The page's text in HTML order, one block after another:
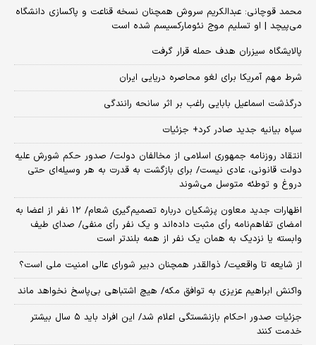
محمد قوچانی: عبدالکریم سروش همچنان نسخه قناعت و پاکسازی دانشگاه
می‌پیچد | او تسلیم موج نئومارکسیسم شده است
پالایشگاه سیزران هدف حمله قرار گرفت
شرط مهم آمریکا برای لغو محاصره دریایی ایران
درگذشت اسماعیل بابایی راغب بر اثر سانحه رانندگی
سپاه بیانیه جدید صادر کرد+ جزئیات
انتقاد روزنامه جمهوری اسلامی از مخالفان دولت/ صدور حکم شورش علیه
دولت قانونی، عادی نیست/ برای بازگشت به قدرت به هر وسیله‌ای حتی
دروغ و توطئه متوسل می‌شوند
اظهارات جدید معاون پزشکیان درباره تصمیم‌گیری شعام/ ۱۲ نفر از اعضا به
امضای تفاهم‌نامه رأی مثبت داده‌اند و یک نفر رأی منفی/ صدای طیف
وابسته یا نزدیک به همان یک نفر از همه بلندتر است
از شایعه تا واقعیت/ ذوالقدر همچنان دبیر شورای ‌عالی امنیت ملی است؟
واکنش ابراهیم عزیزی به توافق مکه/ هیچ اشتباهی بی‌پاسخ نخواهد ماند
جزئیات صدور احکام بازنشستگی اعلام شد/ این افراد باید ۵ سال بیشتر
خدمت کنند